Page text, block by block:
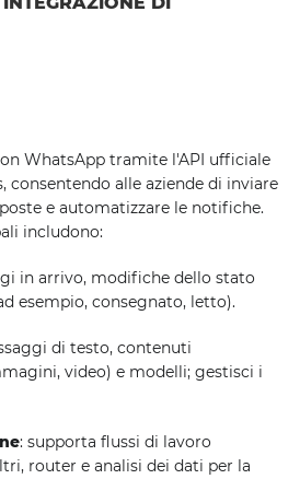
WhatsApp tramite l'API ufficiale
consentendo alle aziende di inviare
e automatizzare le notifiche.
includono:
in arrivo, modifiche dello stato
esempio, consegnato, letto).
di testo, contenuti
video) e modelli; gestisci i
: supporta flussi di lavoro
router e analisi dei dati per la